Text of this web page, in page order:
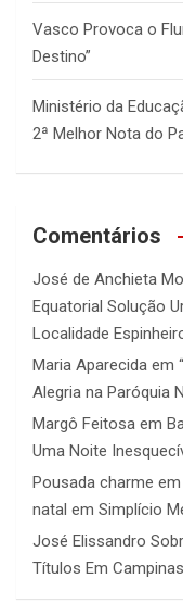
Vasco Provoca o
Destino”
Ministério da
2ª Melhor Nota do
Comentários
José de Anchieta
Equatorial Solução
Localidade
Maria Aparecida em
Alegria na Paróquia
Margô Feitosa em
Uma Noite
Pousada charme em
natal em Simplício
José Elissandro
Títulos Em